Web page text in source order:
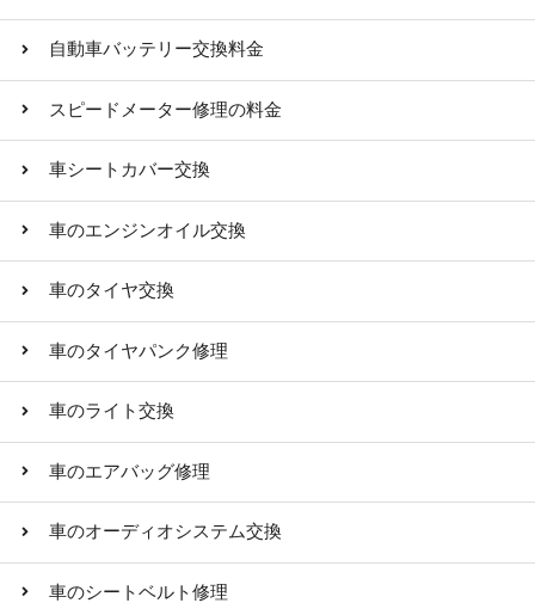
自動車バッテリー交換料金
スピードメーター修理の料金
車シートカバー交換
車のエンジンオイル交換
車のタイヤ交換
車のタイヤパンク修理
車のライト交換
車のエアバッグ修理
車のオーディオシステム交換
車のシートベルト修理